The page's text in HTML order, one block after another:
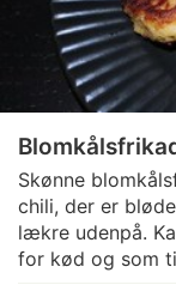
Skønne
chili, der er
lækre udenpå.
for kød og som